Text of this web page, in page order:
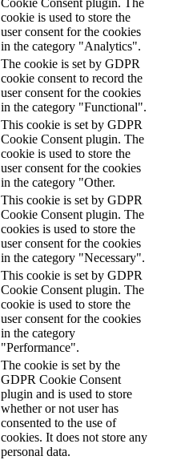
Cookie Consent plugin. The
cookie is used to store the
user consent for the cookies
in the category "Analytics".
The cookie is set by GDPR
cookie consent to record the
user consent for the cookies
in the category "Functional".
This cookie is set by GDPR
Cookie Consent plugin. The
cookie is used to store the
user consent for the cookies
in the category "Other.
This cookie is set by GDPR
Cookie Consent plugin. The
cookies is used to store the
user consent for the cookies
in the category "Necessary".
This cookie is set by GDPR
Cookie Consent plugin. The
cookie is used to store the
user consent for the cookies
in the category
"Performance".
The cookie is set by the
GDPR Cookie Consent
plugin and is used to store
whether or not user has
consented to the use of
cookies. It does not store any
personal data.